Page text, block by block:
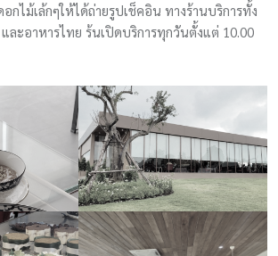
กไม้เล้กๆให้ได้ถ่ายรูปเช็คอิน ทางร้านบริการทั้ง
ละอาหารไทย ร้นเปิดบริการทุกวันตั้งแต่ 10.00